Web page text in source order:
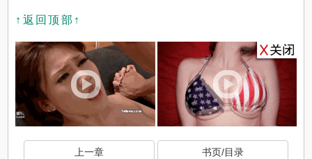
↑返回顶部↑
上一章 书页/目录